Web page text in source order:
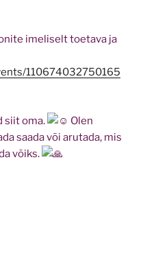
imeliselt toetava ja
110674032750165
siit oma.
Olen
saada või arutada, mis
võiks.